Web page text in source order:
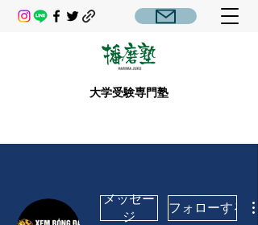
大学受験専門塾
メッセー
ジ
フォローする